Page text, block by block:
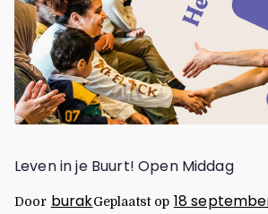
Leven in je Buurt! Open Middag
Door burakGeplaatst op 18